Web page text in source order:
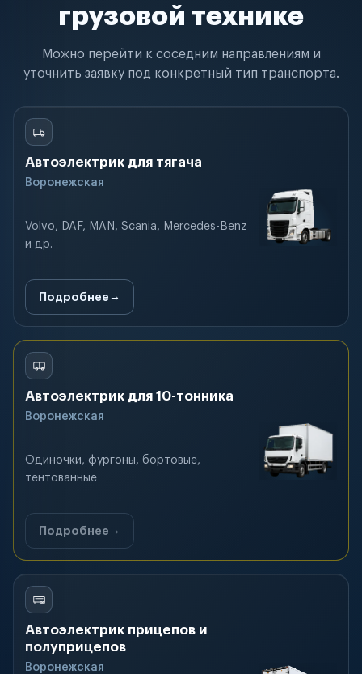
грузовой технике
Можно перейти к соседним направлениям и
уточнить заявку под конкретный тип транспорта.
Автоэлектрик для тягача
Воронежская
Volvo, DAF, MAN, Scania, Mercedes-Benz
и др.
Подробнее
Автоэлектрик для 10-тонника
Воронежская
Одиночки, фургоны, бортовые,
тентованные
Подробнее
Автоэлектрик прицепов и
полуприцепов
Воронежская